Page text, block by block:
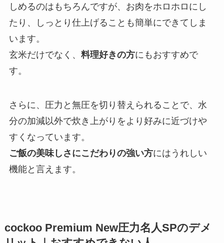
しめるのはもちろんですが、お肉をホロホロにし
たり、しっとり仕上げることも簡単にできてしま
います。
玄米だけでなく、 料理好きの方にもおすすめで
す。
さらに、圧力と無圧を切り替えられることで、水
分の加減以外で炊き上がりをより好みに近づけや
すくなっています。
ご飯の美味しさにこだわりの強い方にはうれしい
機能と言えます。
cockoo Premium New圧力名人SPのデメ